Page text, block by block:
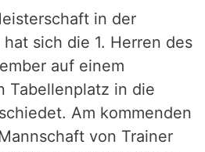
in der
hat sich die 1. Herren des
auf einem
Tabellenplatz in die
Am kommenden
von Trainer